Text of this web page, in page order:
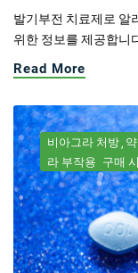
발기부전 치료제로 알
위한 정보를 제공합니
Read More
비아그라 처방
라 부작용 구매